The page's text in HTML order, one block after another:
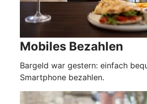
Mobiles Bezahlen
Bargeld war gestern: einfach
Smartphone bezahlen.